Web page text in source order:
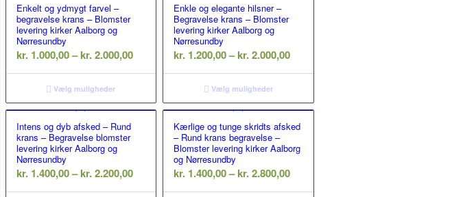
Enkelt og ydmygt farvel –
begravelse krans – Blomster
levering kirker Aalborg og
Nørresundby
kr.1.000,00– kr.2.000,00Prisinterval:
kr. 1.000,00
kr. 2.000,00
Vælg muligheder
Enkle og elegante hilsner –
Begravelse krans – Blomster
levering kirker Aalborg og
Nørresundby
kr. 1.200,00– kr.2.000,00Prisinterval:
kr. 1.200,00
kr. 2.000,00
Vælg muligheder
Intens og dyb afsked – Rund
krans – Begravelse blomster
levering kirker Aalborg og
Nørresundby
kr.1.400,00– kr.2.200,00Prisinterval:
kr. 1.400,00
Kærlige og tunge skridts afsked
– Rund krans begravelse –
Blomster levering kirker Aalborg
og Nørresundby
kr. 1.400,00– kr.2.800,00Prisinterval:
kr. 1.400,00